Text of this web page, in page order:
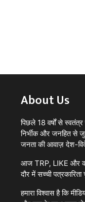
About Us
पिछले 18 वर्षों से स्वतंत्र
निर्भीक और जनहित से
जनता की आवाज़ देश-
आज TRP, LIKE और
दौर में सच्ची
हमारा विश्वास है कि